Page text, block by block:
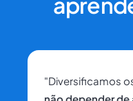
"Diversificamos